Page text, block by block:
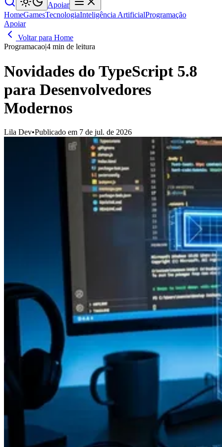
Apoiar
HomeGamesTecnologiaInteligência ArtificialProgramação
Apoiar
Voltar para Home
Programacao|4 min de leitura
Novidades do TypeScript 5.8
para Desenvolvedores
Modernos
Lila Dev•Publicado em 7 de jul. de 2026